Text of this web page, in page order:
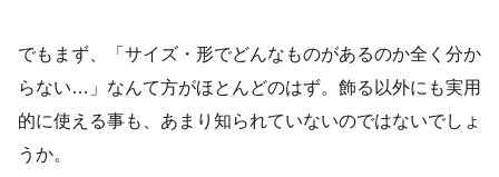
でもまず、「サイズ・形でどんなものがあるのか全く分か
らない…」なんて方がほとんどのはず。飾る以外にも実用
的に使える事も、あまり知られていないのではないでしょ
うか。